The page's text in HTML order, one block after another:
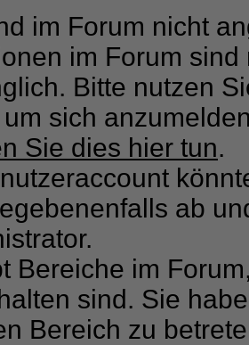
im Forum nicht
im Forum
Bitte nutzen
um sich
Sie dies hier tun.
ab
Bereiche im
sind. Sie
Bereich zu